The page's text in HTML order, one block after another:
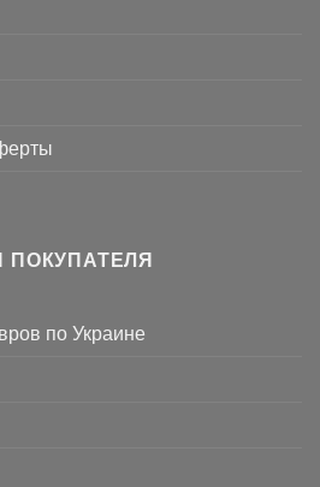
по Украине